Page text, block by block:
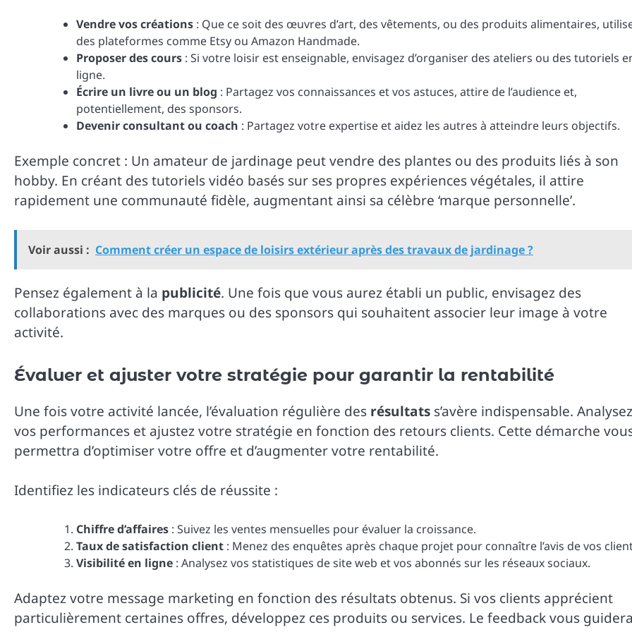
Vendre vos créations : Que ce soit des œuvres d’art, des vêtements, ou des produits alimentaires,
des plateformes comme Etsy ou Amazon Handmade.
Proposer des cours : Si votre loisir est enseignable, envisagez d’organiser des ateliers ou des tutoriels
ligne.
Écrire un livre ou un blog : Partagez vos connaissances et vos astuces, attire de l’audience et,
potentiellement, des sponsors.
Devenir consultant ou coach : Partagez votre expertise et aidez les autres à atteindre leurs objectifs.
Exemple concret : Un amateur de jardinage peut vendre des plantes ou des produits liés à son
hobby. En créant des tutoriels vidéo basés sur ses propres expériences végétales, il attire
rapidement une communauté fidèle, augmentant ainsi sa célèbre ‘marque personnelle’.
Voir aussi : Comment créer un espace de loisirs extérieur après des travaux de jardinage ?
Pensez également à la publicité. Une fois que vous aurez établi un public, envisagez des
collaborations avec des marques ou des sponsors qui souhaitent associer leur image à votre
activité.
Évaluer et ajuster votre stratégie pour garantir la rentabilité
Une fois votre activité lancée, l’évaluation régulière des résultats s’avère indispensable. Analysez
vos performances et ajustez votre stratégie en fonction des retours clients. Cette démarche
permettra d’optimiser votre offre et d’augmenter votre rentabilité.
Identifiez les indicateurs clés de réussite :
Chiffre d’affaires : Suivez les ventes mensuelles pour évaluer la croissance.
Taux de satisfaction client : Menez des enquêtes après chaque projet pour connaître l’avis de vos
Visibilité en ligne : Analysez vos statistiques de site web et vos abonnés sur les réseaux sociaux.
Adaptez votre message marketing en fonction des résultats obtenus. Si vos clients apprécient
particulièrement certaines offres, développez ces produits ou services. Le feedback vous